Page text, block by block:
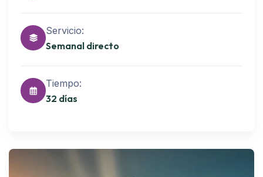
Servicio:
Semanal directo
Tiempo:
32 días